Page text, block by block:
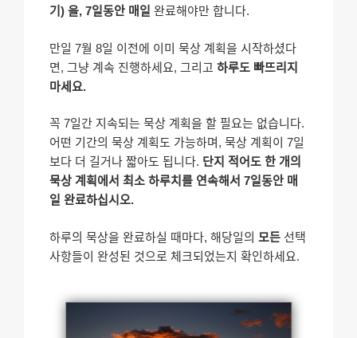
기) 을, 7일동안 매일 완료해야만 합니다.
만일 7월 8일 이전에 이미 묵상 계획을 시작하셨다
면, 그냥 계속 진행하세요, 그리고 하루도 빠뜨리지
마세요.
꼭 7일간 지속되는 묵상 계획을 할 필요는 없습니다.
어떤 기간의 묵상 계획도 가능하며, 묵상 계획이 7일
보다 더 길거나 짧아도 됩니다. 단지 적어도 한 개의
묵상 계획에서 최소 하루치를 연속해서 7일동안 매
일 완료하십시오.
하루의 묵상을 완료하실 때마다, 해당일의 모든 선택
사항들이 완성된 것으로 체크되었는지 확인하세요.